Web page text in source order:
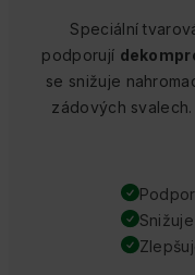
Speciální
podporují
se snižuje
zádových svalech.